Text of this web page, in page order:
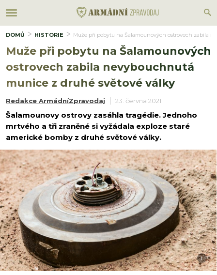
DOMŮ HISTORIE Muže při pobytu na Šalamounových ostrovech zabila
Muže při pobytu na Šalamounových
ostrovech zabila nevybouchnutá
munice z druhé světové války
Redakce ArmádníZpravodaj 23. června 2021
Šalamounovy ostrovy zasáhla tragédie. Jednoho
mrtvého a tři zraněné si vyžádala exploze staré
americké bomby z druhé světové války.
i